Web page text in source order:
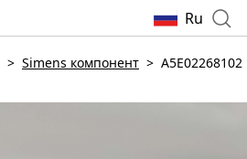
Ru
> Simens компонент > A5E02268102